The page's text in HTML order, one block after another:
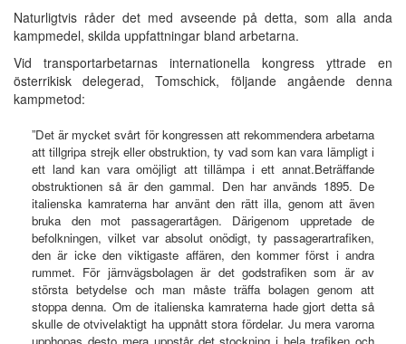
Naturligtvis råder det med avseende på detta, som alla anda
kampmedel, skilda uppfattningar bland arbetarna.
Vid transportarbetarnas internationella kongress yttrade en
österrikisk delegerad, Tomschick, följande angående denna
kampmetod:
”Det är mycket svårt för kongressen att rekommendera arbetarna
att tillgripa strejk eller obstruktion, ty vad som kan vara lämpligt i
ett land kan vara omöjligt att tillämpa i ett annat.Beträffande
obstruktionen så är den gammal. Den har används 1895. De
italienska kamraterna har använt den rätt illa, genom att även
bruka den mot passagerartågen. Därigenom uppretade de
befolkningen, vilket var absolut onödigt, ty passagerartrafiken,
den är icke den viktigaste affären, den kommer först i andra
rummet. För järnvägsbolagen är det godstrafiken som är av
största betydelse och man måste träffa bolagen genom att
stoppa denna. Om de italienska kamraterna hade gjort detta så
skulle de otvivelaktigt ha uppnått stora fördelar. Ju mera varorna
upphopas desto mera uppstår det stockning i hela trafiken och